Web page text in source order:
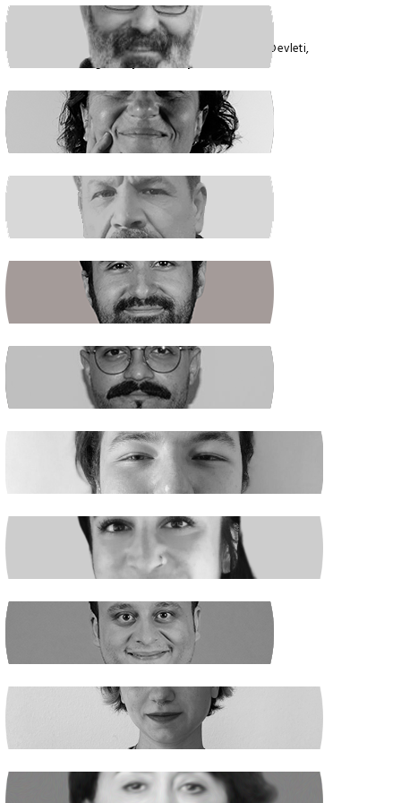
VEYSEL AKTAŞ
Faşizmin Yeniden Biçimlenmesi. Kriz Devleti,
Hegemonya ve Türkiye
GÜLSÜM KAV
Şiddetin İlacı, Barışa Kavuşmaktır
RAŞİT ŞAHİN
Boş Koltukta Kim Oturuyordu?
BATUHAN GÜNDOĞDU
Halkın Kendi Kendini Yönetmesi
FIRAT ÖZTAŞ
AKP Kaybetti
EGE ŞAHİN
Madenciler İşaret Verdi
NURSELİ GÖZÜAÇIK
Şiddetin Faili, Çocukların Katili Kim?
NEHİR SEVİM
Dünya Çapında
ILGIN GÜRSES
Açlık ve Diğer "Çözülemez" Sorunlar
RUKİYE LEYLA SÜREN